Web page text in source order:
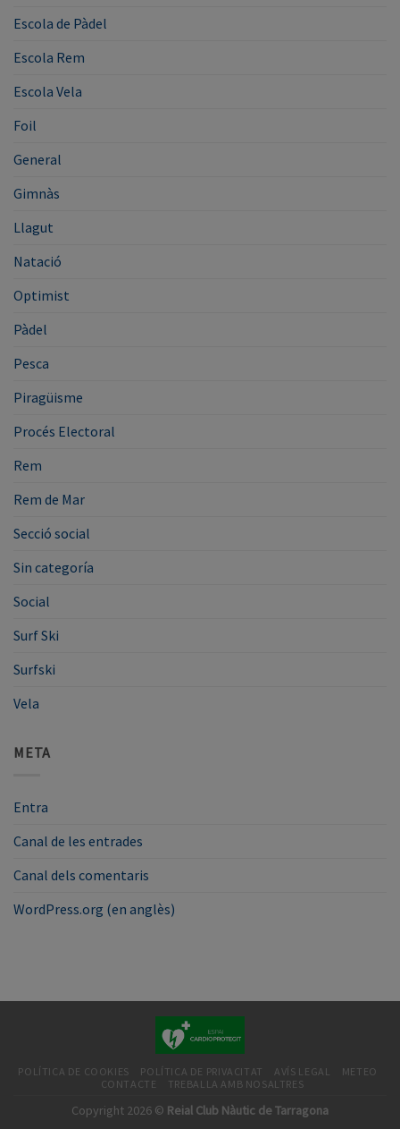
Escola de Pàdel
Escola Rem
Escola Vela
Foil
General
Gimnàs
Llagut
Natació
Optimist
Pàdel
Pesca
Piragüisme
Procés Electoral
Rem
Rem de Mar
Secció social
Sin categoría
Social
Surf Ski
Surfski
Vela
META
Entra
Canal de les entrades
Canal dels comentaris
WordPress.org (en anglès)
POLÍTICA DE COOKIES POLÍTICA DE PRIVACITAT AVÍS LEGAL
METEO
CONTACTE
TREBALLA AMB NOSALTRES
Copyright 2026 © Reial Club Nàutic de Tarragona